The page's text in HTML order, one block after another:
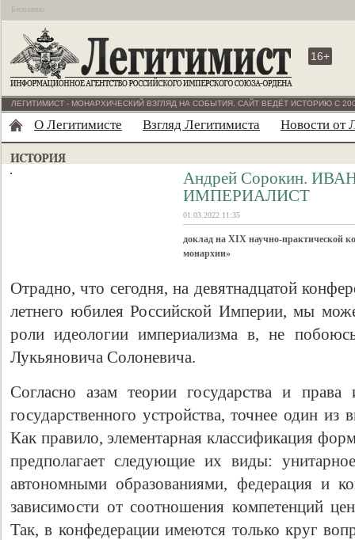
Бесплатно
16+
ЛЕГИТИМИСТ - МОНАРХИЧЕСКИЙ ВЗГЛЯД НА СОБЫТИЯ. САЙТ ВЕДЁТ ИСТОРИЮ С
О Легитимисте Взгляд Легитимиста Новости от
Андрей Сорокин.
ИМПЕРИАЛИСТ
01.03.2022 11:35
доклад на XIX научно-практической
монархии»
Отрадно, что сегодня, на девятнадцатой
летнего юбилея Российской Империи, мы
роли идеологии империализма в, не
Лукьяновича Солоневича.
Согласно азам теории государства и
государственного устройства, точнее один из
Как правило, элементарная классификация
предполагает следующие их виды:
автономными образованиями, федерация и
зависимости от соотношения компетенций
Так, в конфедерации имеются только круг